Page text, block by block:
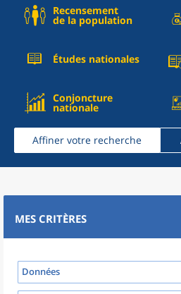
Recensement
de la population
Études nationales
Conjoncture
nationale
Affiner votre recherche
MES CRITÈRES
Données